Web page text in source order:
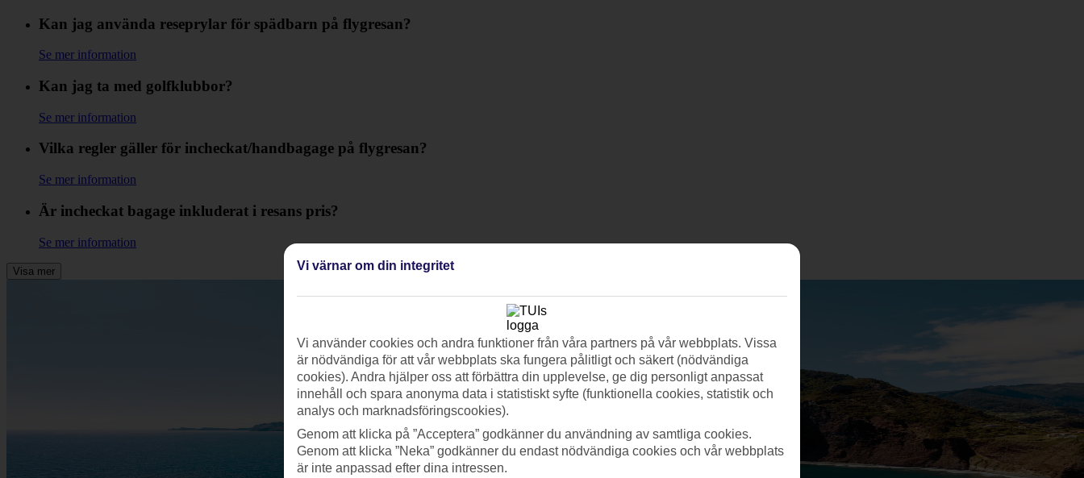
Kan jag använda reseprylar för spädbarn på flygresan?
Se mer information
Kan jag ta med golfklubbor?
Se mer information
Vilka regler gäller för incheckat/handbagage på flygresan?
Se mer information
Är incheckat bagage inkluderat i resans pris?
Se mer information
Visa mer Vi värnar om din integritet
Vi använder cookies och andra funktioner från våra partners på vår webbplats. Vissa
är nödvändiga för att vår webbplats ska fungera pålitligt och säkert (nödvändiga
cookies). Andra hjälper oss att förbättra din upplevelse, ge dig personligt anpassat
innehåll och spara anonyma data i statistiskt syfte (funktionella cookies, statistik och
analys och marknadsföringscookies).
Genom att klicka på ”Acceptera” godkänner du användning av samtliga cookies.
Genom att klicka ”Neka” godkänner du endast nödvändiga cookies och vår webbplats
är inte anpassad efter dina intressen.